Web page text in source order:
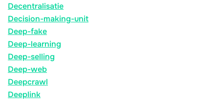
Decentralisatie
Decision-making-unit
Deep-fake
Deep-learning
Deep-selling
Deep-web
Deepcrawl
Deeplink